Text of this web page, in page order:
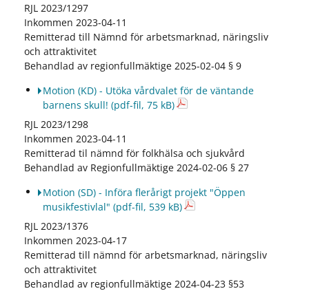
RJL 2023/1297
Inkommen 2023-04-11
Remitterad till Nämnd för arbetsmarknad, näringsliv
och attraktivitet
Behandlad av regionfullmäktige 2025-02-04 § 9
Motion (KD) - Utöka vårdvalet för de väntande
barnens skull! (pdf-fil, 75 kB)
RJL 2023/1298
Inkommen 2023-04-11
Remitterad til nämnd för folkhälsa och sjukvård
Behandlad av Regionfullmäktige 2024-02-06 § 27
Motion (SD) - Införa flerårigt projekt "Öppen
musikfestivlal" (pdf-fil, 539 kB)
RJL 2023/1376
Inkommen 2023-04-17
Remitterad till nämnd för arbetsmarknad, näringsliv
och attraktivitet
Behandlad av regionfullmäktige 2024-04-23 §53